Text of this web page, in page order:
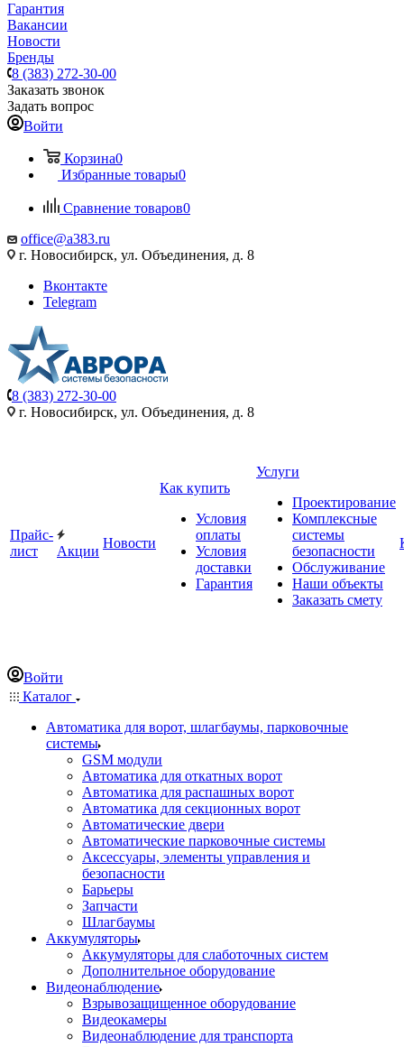
Гарантия
Вакансии
Новости
Бренды
8 (383) 272-30-00
Заказать звонок
Задать вопрос
Войти
Корзина0
Избранные товары0
Сравнение товаров0
office@a383.ru
г. Новосибирск, ул. Объединения, д. 8
Вконтакте
Telegram
8 (383) 272-30-00
г. Новосибирск, ул. Объединения, д. 8
Прайс-
лист
Акции
Новости
Как купить
Условия
оплаты
Условия
доставки
Гарантия
Услуги
Проектирование
Комплексные
системы
безопасности
Обслуживание
Наши объекты
Заказать смету
Войти
Каталог
Автоматика для ворот, шлагбаумы, парковочные
системы
GSM модули
Автоматика для откатных ворот
Автоматика для распашных ворот
Автоматика для секционных ворот
Автоматические двери
Автоматические парковочные системы
Аксессуары, элементы управления и
безопасности
Барьеры
Запчасти
Шлагбаумы
Аккумуляторы
Аккумуляторы для слаботочных систем
Дополнительное оборудование
Видеонаблюдение
Взрывозащищенное оборудование
Видеокамеры
Видеонаблюдение для транспорта